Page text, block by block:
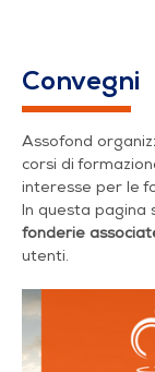
Il
Convegni
Assofond
corsi di
interesse per le
In questa pagina
fonderie
utenti.